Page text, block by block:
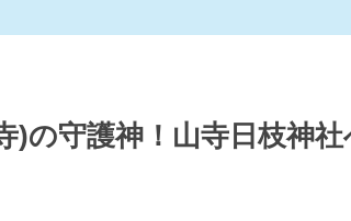
)の守護神！山寺日枝神